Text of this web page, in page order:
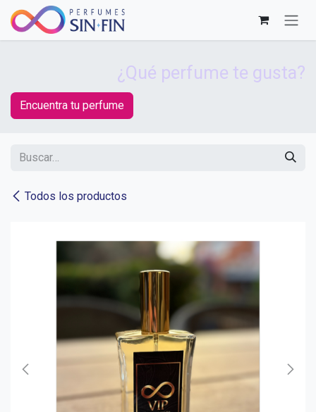
Ir al contenido
¿Qué perfume te gusta?
Encuentra tu perfume
Todos los productos